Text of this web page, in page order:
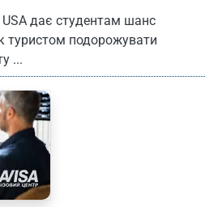
дає студентам шанс
туристом подорожувати
...